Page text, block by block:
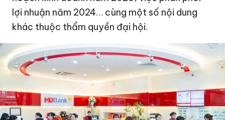
lợi nhuận năm 2024… cùng một số nội dung
khác thuộc thẩm quyền đại hội.